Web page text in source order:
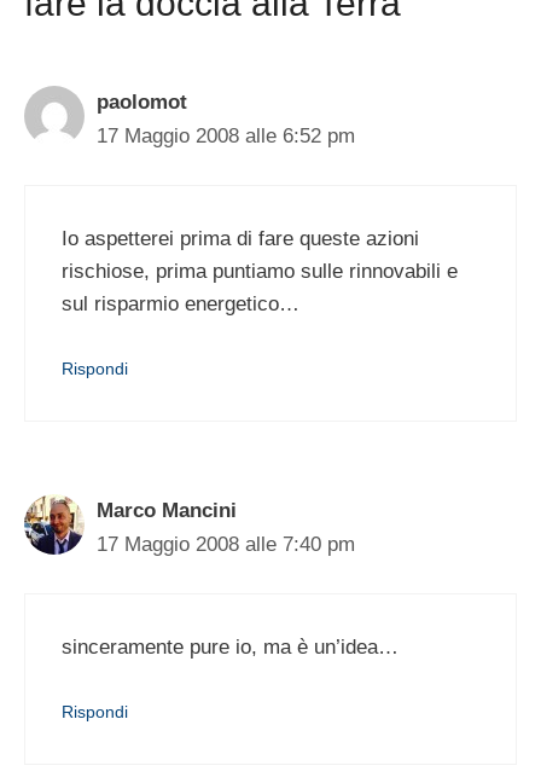
paolomot
17 Maggio 2008 alle 6:52 pm
Io aspetterei prima di fare queste azioni
rischiose, prima puntiamo sulle rinnovabili e
sul risparmio energetico…
Rispondi
Marco Mancini
17 Maggio 2008 alle 7:40 pm
sinceramente pure io, ma è un’idea…
Rispondi